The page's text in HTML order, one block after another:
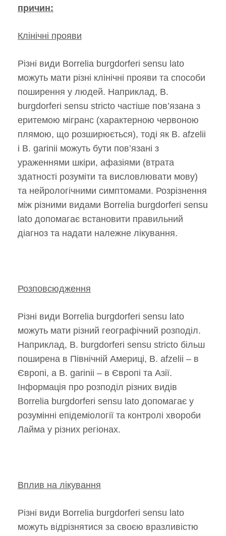
причин:
Клінічні прояви
Різні види Borrelia burgdorferi sensu lato
можуть мати різні клінічні прояви та способи
поширення у людей. Наприклад, B.
burgdorferi sensu stricto частіше пов’язана з
еритемою мігранс (характерною червоною
плямою, що розширюється), тоді як B. afzelii
і B. garinii можуть бути пов’язані з
ураженнями шкіри, афазіями (втрата
здатності розуміти та висловлювати мову)
та нейрологічними симптомами. Розрізнення
між різними видами Borrelia burgdorferi sensu
lato допомагає встановити правильний
діагноз та надати належне лікування.
Розповсюдження
Різні види Borrelia burgdorferi sensu lato
можуть мати різний географічний розподіл.
Наприклад, B. burgdorferi sensu stricto більш
поширена в Північній Америці, B. afzelii – в
Європі, а B. garinii – в Європі та Азії.
Інформація про розподіл різних видів
Borrelia burgdorferi sensu lato допомагає у
розумінні епідеміології та контролі хвороби
Лайма у різних регіонах.
Вплив на лікування
Різні види Borrelia burgdorferi sensu lato
можуть відрізнятися за своєю вразливістю